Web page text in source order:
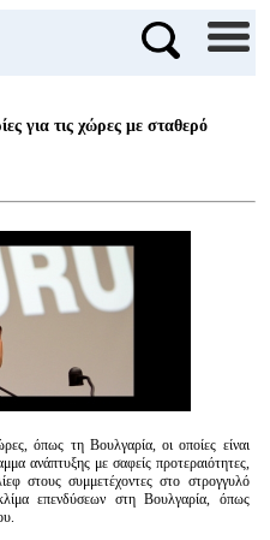
για τις χώρες με σταθερό
όπως τη Βουλγαρία, οι οποίες είναι
ανάπτυξης με σαφείς προτεραιότητες,
στους συμμετέχοντες στο στρογγυλό
επενδύσεων στη Βουλγαρία, όπως